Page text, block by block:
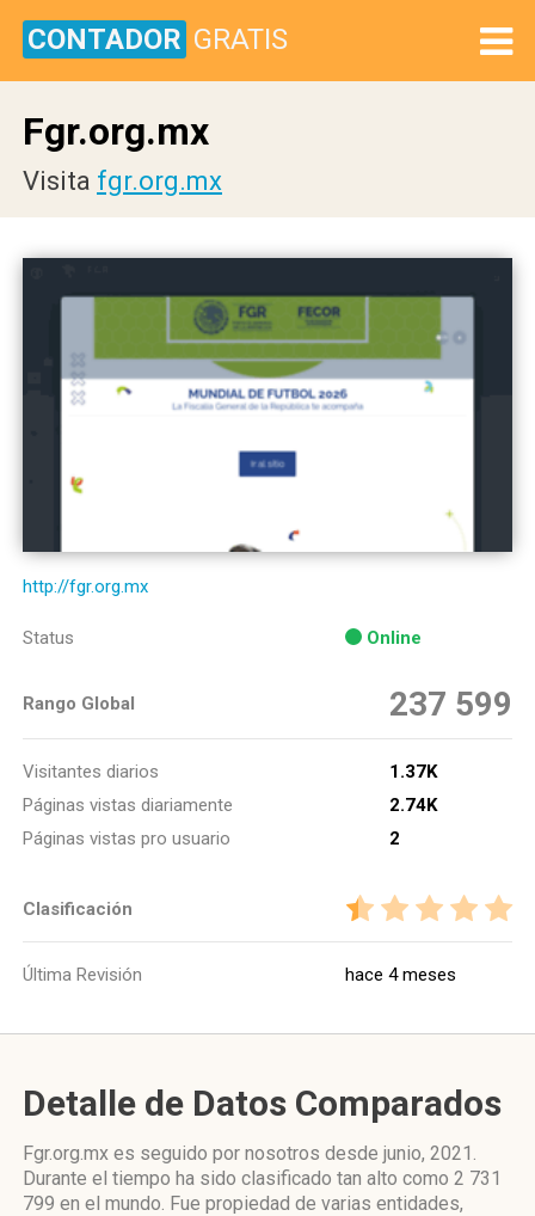
CONTADOR GRATIS
Fgr.org.mx
Visita fgr.org.mx
http://fgr.org.mx
Status Online
Rango Global 237 599
Visitantes diarios
1.37K
Páginas vistas diariamente
2.74K
Páginas vistas pro usuario
2
Clasificación
Última Revisión hace 4 meses
Detalle de Datos Comparados
Fgr.org.mx es seguido por nosotros desde junio, 2021.
Durante el tiempo ha sido clasificado tan alto como 2 731
799 en el mundo. Fue propiedad de varias entidades,